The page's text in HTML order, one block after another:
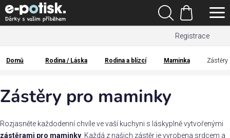
Přejít
na
obsah
Registrace
Hledat
Nákupní
košík
pro
Domů
Domů Rodina / Láska Rodina a blízcí Maminka Zástěry
Zástěry pro maminky
Rozjasněte každodenní chvíle ve vaší kuchyni s láskyplně vytvořenými
zástěrami pro maminky . Každá z našich zástěr je vyrobena srdcem a